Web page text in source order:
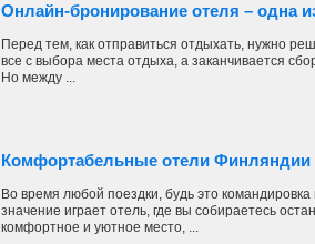
Онлайн-бронирование отеля – одна
Перед тем, как отправиться отдыхать, нужно
все с выбора места отдыха, а заканчивается
Но между ...
Комфортабельные отели Финляндии
Во время любой поездки, будь это
значение играет отель, где вы собираетесь
комфортное и уютное место, ...